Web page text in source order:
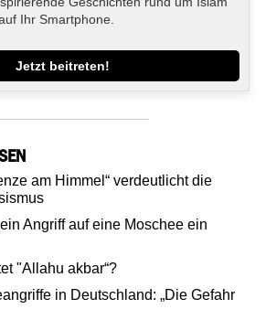
Ihr Smartphone.
Jetzt beitreten!
am Himmel“ verdeutlicht die
Angriff auf eine Moschee ein
"Allahu akbar“?
in Deutschland: „Die Gefahr